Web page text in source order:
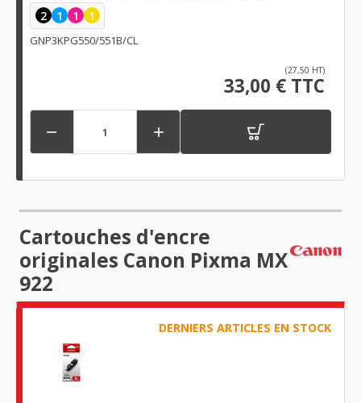
2 1 1 1
GNP3KPG550/551B/CL
(27,50 HT)
33,00 € TTC
 
Cartouches d'encre
originales Canon Pixma MX
922
DERNIERS ARTICLES EN STOCK